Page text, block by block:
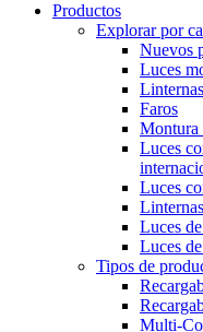
Productos
Explorar por
Nuevos
Luces
Faros
Montura
Luces
Luces
Luces
Luces
Tipos de
Multi-